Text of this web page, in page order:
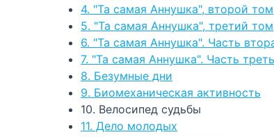
4. "Та самая Аннушка", второй
5. "Та самая Аннушка", третий
6. "Та самая Аннушка". Часть
7. "Та самая Аннушка". Часть
8. Безумные дни
9. Биомеханическая активность
10. Велосипед судьбы
11. Дело молодых